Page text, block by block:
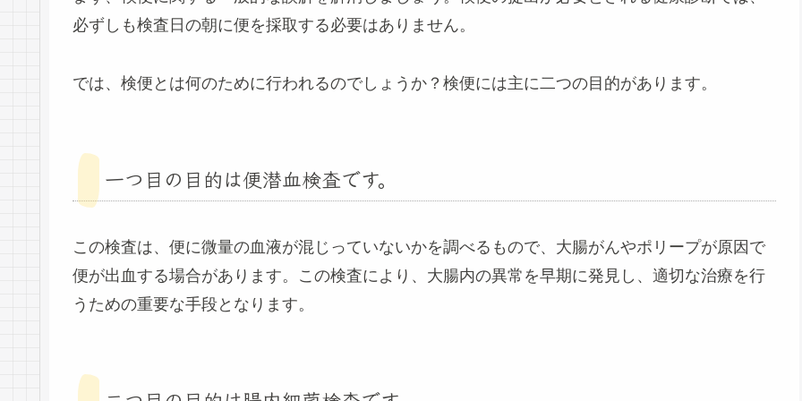
必ずしも検査日の朝に便を採取する必要はありません。
では、検便とは何のために行われるのでしょうか？検便には主に二つの目的があります。
一つ目の目的は便潜血検査です。
この検査は、便に微量の血液が混じっていないかを調べるもので、大腸がんやポリープが原因で
便が出血する場合があります。この検査により、大腸内の異常を早期に発見し、適切な治療を行
うための重要な手段となります。